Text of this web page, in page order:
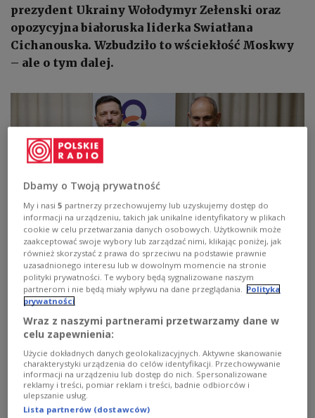
prezydent Ukrainy Wołodymyr Zełenski oraz
opozycyjna białoruska liderka Swiatłana
Cichanouska. Wzbudziło to wściekłość Moskwy
– ale o tym dalej.
Premier Armenii Nikol Paszynian uczestniczy w spotkaniu z prezydentem
Ukrainy Wołodymyrem Zełenskim podczas szczytu Europejskiej
Wspólnoty Politycznej w Erywaniu.
fot. Reuters
Gdy 8 lat temu znany już z prozachodnich
poglądów Nikol Paszynian w wyniku bezkrwawej
rewolucji sięgnął po władzę, nie brakowało głosów,
że było to uzgodnione z Moskwą. Narracja ta
powtarza jest do dziś. W obecnej wersji głosi, że
obserwowany zwrot Armenii na Zachód jest w
Dbamy o Twoją prywatność
My i nasi5 partnerzy przechowujemy lub uzyskujemy dostęp do
informacji na urządzeniu, takich jak unikalne identyfikatory w plikach
cookie w celu przetwarzania danych osobowych. Użytkownik może
zaakceptować swoje wybory lub zarządzać nimi, klikając poniżej, jak
również skorzystać z prawa do sprzeciwu na podstawie prawnie
uzasadnionego interesu lub w dowolnym momencie na stronie
polityki prywatności. Te wybory będą sygnalizowane naszym
partnerom i nie będą miały wpływu na dane przeglądania. Polityka
prywatności
Wraz z naszymi partnerami przetwarzamy dane w
celu zapewnienia:
Użycie dokładnych danych geolokalizacyjnych. Aktywne skanowanie
charakterystyki urządzenia do celów identyfikacji. Przechowywanie
informacji na urządzeniu lub dostęp do nich. Spersonalizowane
reklamy i treści, pomiar reklam i treści, badnie odbiorców i
ulepszanie usług.
Lista partnerów (dostawców)